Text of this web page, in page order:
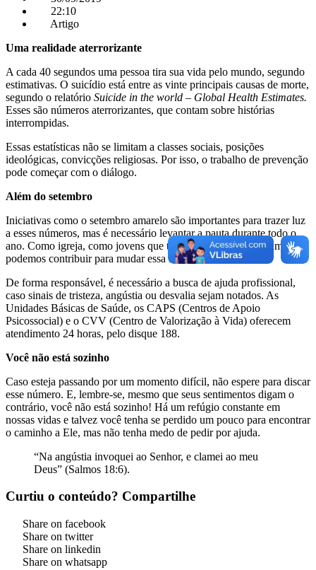
22:10
Artigo
Uma realidade aterrorizante
A cada 40 segundos uma pessoa tira sua vida pelo mundo, segundo
estimativas. O suicídio está entre as vinte principais causas de morte,
segundo o relatório Suicide in the world – Global Health Estimates.
Esses são números aterrorizantes, que contam sobre histórias
interrompidas.
Essas estatísticas não se limitam a classes sociais, posições
ideológicas, convicções religiosas. Por isso, o trabalho de prevenção
pode começar com o diálogo.
Além do setembro
Iniciativas como o setembro amarelo são importantes para trazer luz
a esses números, mas é necessário levantar a pauta durante todo o
ano. Como igreja, como jovens que transtornam o mundo, também
podemos contribuir para mudar essa realidade.
De forma responsável, é necessário a busca de ajuda profissional,
caso sinais de tristeza, angústia ou desvalia sejam notados. As
Unidades Básicas de Saúde, os CAPS (Centros de Apoio
Psicossocial) e o CVV (Centro de Valorização à Vida) oferecem
atendimento 24 horas, pelo disque 188.
Você não está sozinho
Caso esteja passando por um momento difícil, não espere para discar
esse número. E, lembre-se, mesmo que seus sentimentos digam o
contrário, você não está sozinho! Há um refúgio constante em
nossas vidas e talvez você tenha se perdido um pouco para encontrar
o caminho a Ele, mas não tenha medo de pedir por ajuda.
“Na angústia invoquei ao Senhor, e clamei ao meu
Deus” (Salmos 18:6).
Curtiu o conteúdo? Compartilhe
Share on facebook
Share on twitter
Share on linkedin
Share on whatsapp